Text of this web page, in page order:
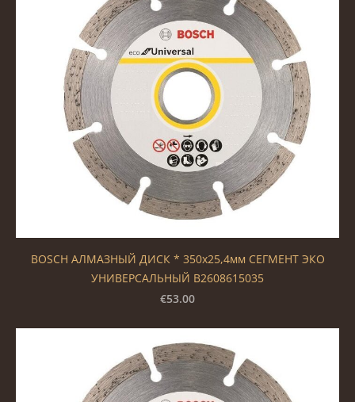
BOSCH АЛМАЗНЫЙ ДИСК * 350x25,4мм СЕГМЕНТ ЭКО
УНИВЕРСАЛЬНЫЙ B2608615035
€53.00